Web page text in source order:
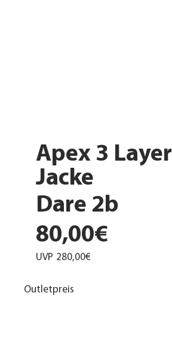
Apex 3 Layer
Jacke
Dare 2b
80,00€
UVP 280,00€
Outletpreis